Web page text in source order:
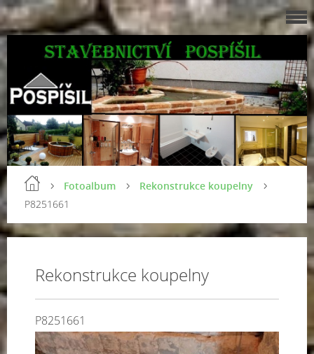
Fotoalbum
Rekonstrukce koupelny
P8251661
Rekonstrukce koupelny
P8251661